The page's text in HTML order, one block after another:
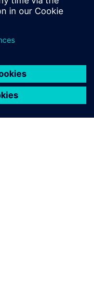
się projektowaniem
życia produktu